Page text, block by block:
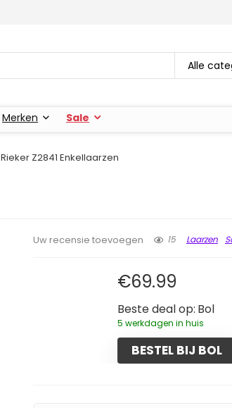
Alle
Merken Sale
Rieker Z2841 Enkellaarzen
Uw recensie toevoegen 15 Laarzen
€69.99
Beste deal op: Bol
5 werkdagen in huis
BESTEL BIJ BOL